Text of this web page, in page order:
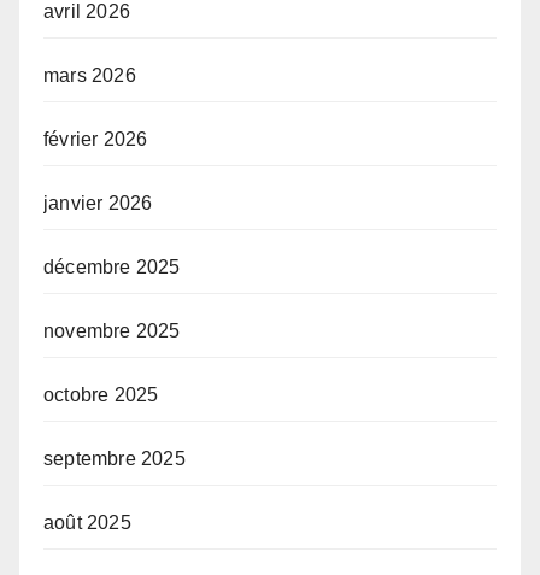
avril 2026
mars 2026
février 2026
janvier 2026
décembre 2025
novembre 2025
octobre 2025
septembre 2025
août 2025